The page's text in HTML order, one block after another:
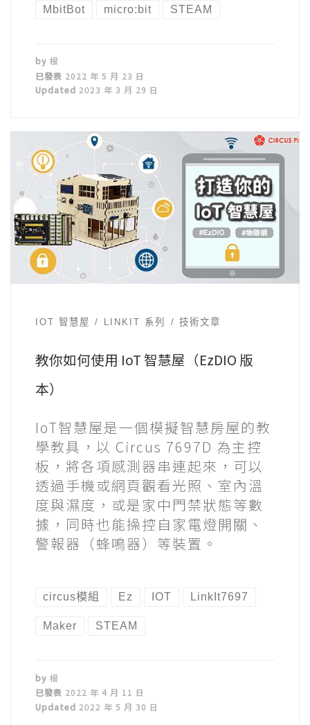
MbitBot micro:bit STEAM
by 根
已發表 2022 年 5 月 23 日
Updated 2023 年 3 月 29 日
IOT 智慧屋 LINKIT 系列 技術文章
教你如何使用 IoT 智慧屋（EzDIO 版
本）
IoT智慧屋是一個模擬智慧房屋的教
學教具，以 Circus 7697D 為主控
板，將各項感測器串連起來，可以
透過手機或網頁觀看光照、室內溫
度與濕度，或是家中門禁狀態等數
據，同時也能操控自家電燈開關、
警報器（蜂鳴器）等裝置。
circus模組 Ez IOT LinkIt7697
Maker STEAM
by 根
已發表 2022 年 4 月 11 日
Updated 2022 年 5 月 30 日